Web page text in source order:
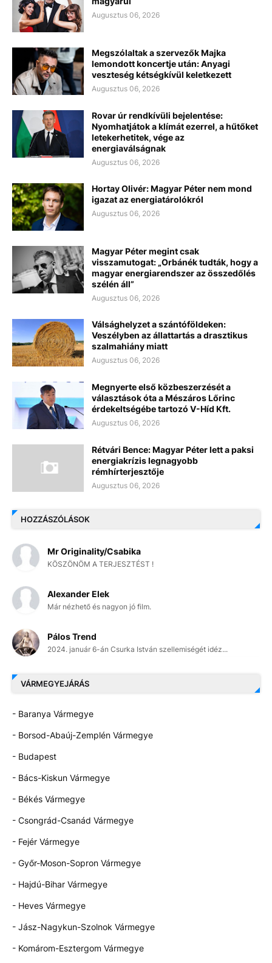
Augusztus 06, 2026
Megszólaltak a szervezők Majka
lemondott koncertje után: Anyagi
veszteség kétségkívül keletkezett
Augusztus 06, 2026
Rovar úr rendkívüli bejelentése:
Nyomhatjátok a klímát ezerrel, a hűtőket
letekerhetitek, vége az
energiaválságnak
Augusztus 06, 2026
Hortay Olivér: Magyar Péter nem mond
igazat az energiatárolókról
Augusztus 06, 2026
Magyar Péter megint csak
visszamutogat: „Orbánék tudták, hogy a
magyar energiarendszer az összedőlés
szélén áll”
Augusztus 06, 2026
Válsághelyzet a szántóföldeken:
Veszélyben az állattartás a drasztikus
szalmahiány miatt
Augusztus 06, 2026
Megnyerte első közbeszerzését a
választások óta a Mészáros Lőrinc
érdekeltségébe tartozó V-Híd Kft.
Augusztus 06, 2026
Rétvári Bence: Magyar Péter lett a paksi
energiakrízis legnagyobb
rémhírterjesztője
Augusztus 06, 2026
HOZZÁSZÓLÁSOK
Mr Originality/Csabika
KÖSZÖNÖM A TERJESZTÉST !
Alexander Elek
Már nézhető és nagyon jó film.
Pálos Trend
2024. január 6-án Csurka István szellemiségét idéz...
VÁRMEGYEJÁRÁS
- Baranya Vármegye
- Borsod-Abaúj-Zemplén Vármegye
- Budapest
- Bács-Kiskun Vármegye
- Békés Vármegye
- Csongrád-Csanád Vármegye
- Fejér Vármegye
- Győr-Moson-Sopron Vármegye
- Hajdú-Bihar Vármegye
- Heves Vármegye
- Jász-Nagykun-Szolnok Vármegye
- Komárom-Esztergom Vármegye